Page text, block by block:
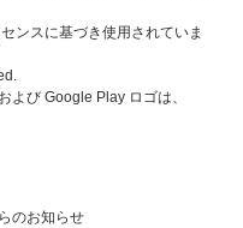
ンスに基づき使用されていま
よび Google Play ロゴは、
のお知らせ